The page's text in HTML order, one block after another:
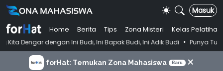
Masuk
Home Berita Tips Zona Misteri
Kelas Pelatihan
Ini Budi, Ini Bapak Budi, Ini Adik Budi • Punya Tujuan Dekatkan
forHat: Temukan Zona Mahasiswa Baru ×